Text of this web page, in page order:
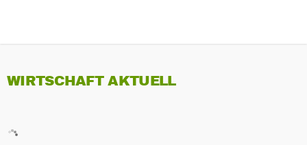
WIRTSCHAFT AKTUELL